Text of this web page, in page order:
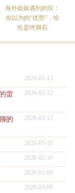
海外姐妹遇到的坑：
你以为的“优势”，恰
恰是绊脚石
2026-03-13
雷
2026-03-12
的
2026-03-12
2026-03-10
2026-03-10
2026-03-09
2026-03-09